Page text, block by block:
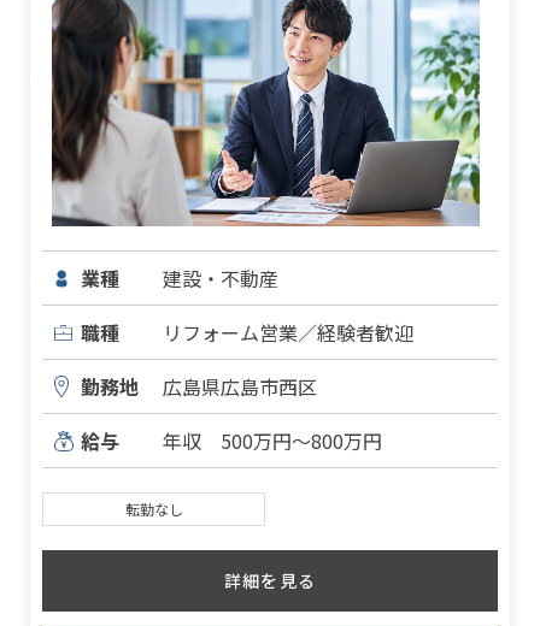
業種
建設・不動産
職種
リフォーム営業／経験者歓迎
勤務地
広島県広島市西区
給与
年収 500万円～800万円
転勤なし
詳細を見る